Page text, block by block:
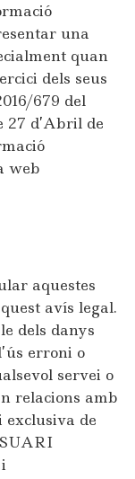
una
quan
dels seus
679 del
27 d’Abril de
web
aquestes
avís legal.
dels danys
erroni o
servei o
relacions amb
de